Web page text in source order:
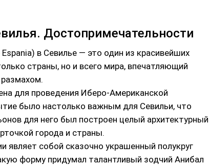
Достопримечательности
в Севилье — это один из красивейших
страны, но и всего мира, впечатляющий
для проведения Иберо-Американской
было настолько важным для Севильи, что
для него был построен целый архитектурный
города и страны.
являет собой сказочно украшенный полукруг
форму придумал талантливый зодчий Анибал